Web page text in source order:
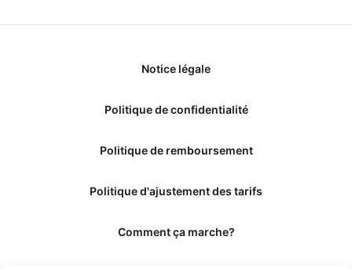
Notice légale
Politique de confidentialité
Politique de remboursement
Politique d'ajustement des tarifs
Comment ça marche?